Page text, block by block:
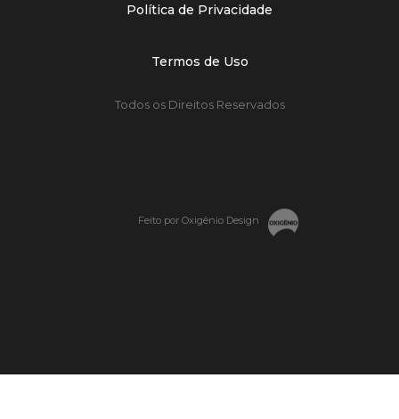
Política de Privacidade
Termos de Uso
Todos os Direitos Reservados
Feito por Oxigênio Design